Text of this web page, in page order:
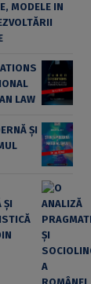
MODELE IN
LAW
ȘI
ȘI